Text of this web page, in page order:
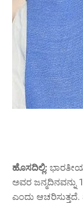
ಹೊಸದಿಲ್ಲಿ:
ಅವರ ಜನ್ಮದಿನವನ್ನು
ಎಂದು